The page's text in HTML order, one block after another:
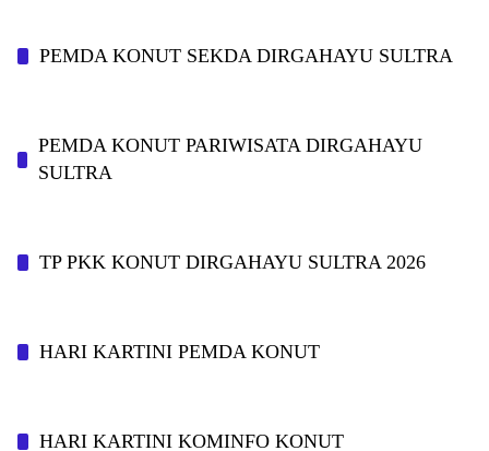
PEMDA KONUT SEKDA DIRGAHAYU SULTRA
PEMDA KONUT PARIWISATA DIRGAHAYU
SULTRA
TP PKK KONUT DIRGAHAYU SULTRA 2026
HARI KARTINI PEMDA KONUT
HARI KARTINI KOMINFO KONUT